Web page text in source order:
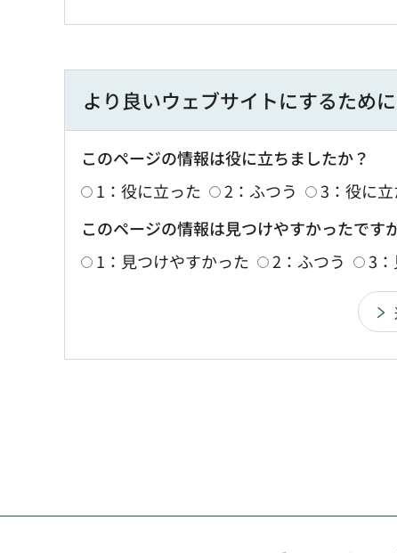
より良いウェブサイトにするため
このページの情報は役に立ちましたか？
1：役に立った
2：ふつう
3：役に
このページの情報は見つけやすかったです
1：見つけやすかった
2：ふつう 3